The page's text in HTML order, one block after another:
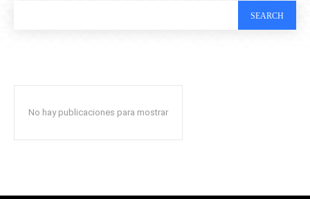
SEARCH
No hay publicaciones para mostrar